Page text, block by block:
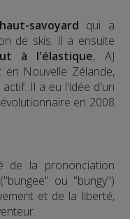
haut-savoyard qui a
de skis. Il a ensuite
à l'élastique, AJ
Nouvelle Zélande,
Il a eu l'idée d'un
en 2008
de la prononciation
("bungee" ou "bungy")
et de la liberté,